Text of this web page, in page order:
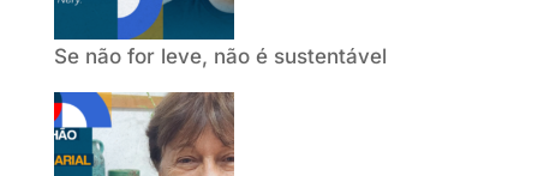
Se não for leve, não é sustentável